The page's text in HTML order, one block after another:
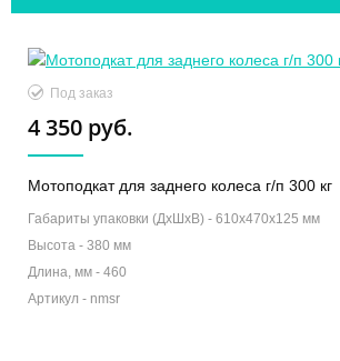
Под заказ
4 350 руб.
Мотоподкат для заднего колеса г/п 300 кг
Габариты упаковки (ДхШхВ) - 610х470х125 мм
Высота - 380 мм
Длина, мм - 460
Артикул - nmsr